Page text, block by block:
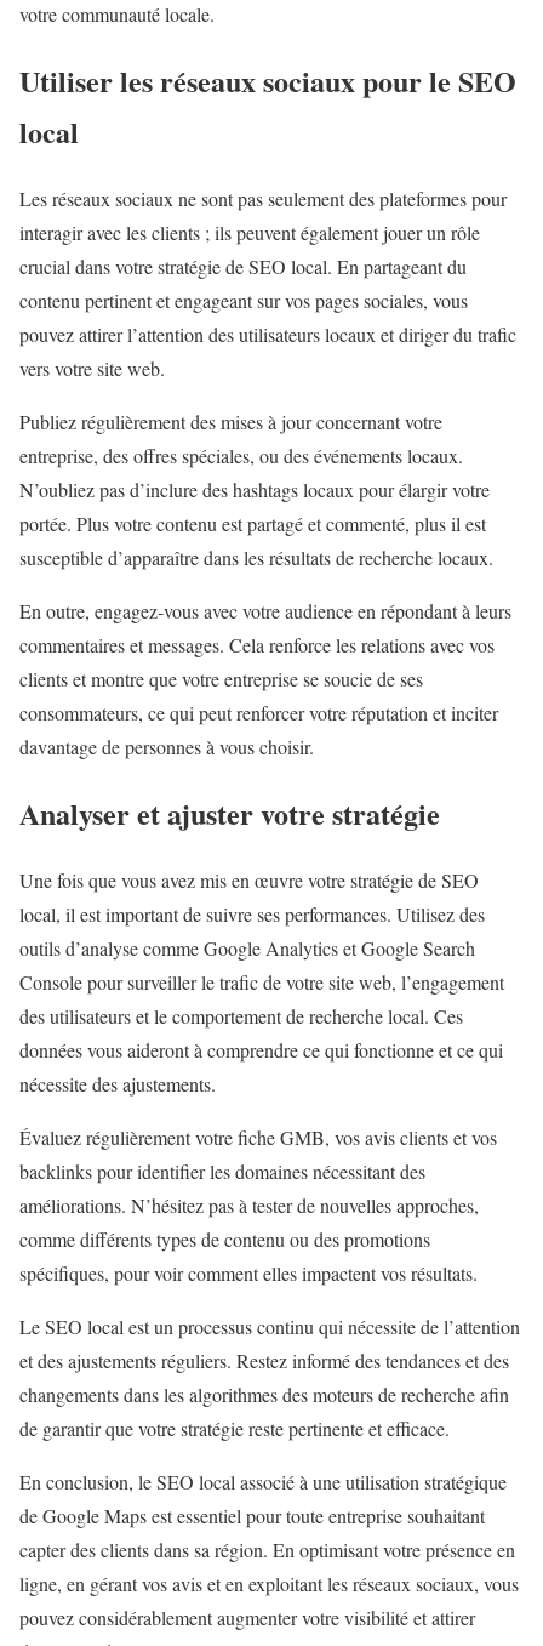
votre communauté locale.
Utiliser les réseaux sociaux pour le SEO
local
Les réseaux sociaux ne sont pas seulement des plateformes pour
interagir avec les clients ; ils peuvent également jouer un rôle
crucial dans votre stratégie de SEO local. En partageant du
contenu pertinent et engageant sur vos pages sociales, vous
pouvez attirer l’attention des utilisateurs locaux et diriger du trafic
vers votre site web.
Publiez régulièrement des mises à jour concernant votre
entreprise, des offres spéciales, ou des événements locaux.
N’oubliez pas d’inclure des hashtags locaux pour élargir votre
portée. Plus votre contenu est partagé et commenté, plus il est
susceptible d’apparaître dans les résultats de recherche locaux.
En outre, engagez-vous avec votre audience en répondant à leurs
commentaires et messages. Cela renforce les relations avec vos
clients et montre que votre entreprise se soucie de ses
consommateurs, ce qui peut renforcer votre réputation et inciter
davantage de personnes à vous choisir.
Analyser et ajuster votre stratégie
Une fois que vous avez mis en œuvre votre stratégie de SEO
local, il est important de suivre ses performances. Utilisez des
outils d’analyse comme Google Analytics et Google Search
Console pour surveiller le trafic de votre site web, l’engagement
des utilisateurs et le comportement de recherche local. Ces
données vous aideront à comprendre ce qui fonctionne et ce qui
nécessite des ajustements.
Évaluez régulièrement votre fiche GMB, vos avis clients et vos
backlinks pour identifier les domaines nécessitant des
améliorations. N’hésitez pas à tester de nouvelles approches,
comme différents types de contenu ou des promotions
spécifiques, pour voir comment elles impactent vos résultats.
Le SEO local est un processus continu qui nécessite de l’attention
et des ajustements réguliers. Restez informé des tendances et des
changements dans les algorithmes des moteurs de recherche afin
de garantir que votre stratégie reste pertinente et efficace.
En conclusion, le SEO local associé à une utilisation stratégique
de Google Maps est essentiel pour toute entreprise souhaitant
capter des clients dans sa région. En optimisant votre présence en
ligne, en gérant vos avis et en exploitant les réseaux sociaux, vous
pouvez considérablement augmenter votre visibilité et attirer